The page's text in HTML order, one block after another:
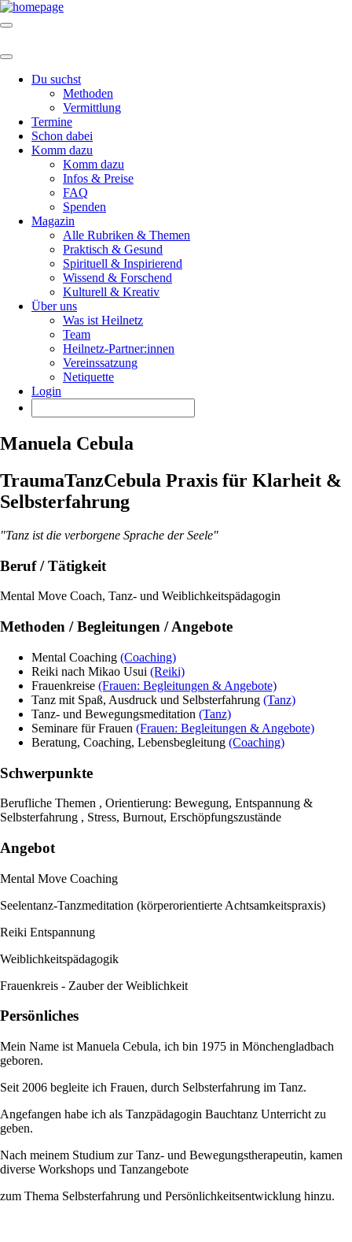
Du suchst
Methoden
Vermittlung
Termine
Schon dabei
Komm dazu
Komm dazu
Infos & Preise
FAQ
Spenden
Magazin
Alle Rubriken & Themen
Praktisch & Gesund
Spirituell & Inspirierend
Wissend & Forschend
Kulturell & Kreativ
Über uns
Was ist Heilnetz
Team
Heilnetz-Partner:innen
Vereinssatzung
Netiquette
Login
Manuela Cebula
TraumaTanzCebula Praxis für Klarheit &
Selbsterfahrung
"Tanz ist die verborgene Sprache der Seele"
Beruf / Tätigkeit
Mental Move Coach, Tanz- und Weiblichkeitspädagogin
Methoden / Begleitungen / Angebote
Mental Coaching (Coaching)
Reiki nach Mikao Usui (Reiki)
Frauenkreise (Frauen: Begleitungen & Angebote)
Tanz mit Spaß, Ausdruck und Selbsterfahrung (Tanz)
Tanz- und Bewegungsmeditation (Tanz)
Seminare für Frauen (Frauen: Begleitungen & Angebote)
Beratung, Coaching, Lebensbegleitung (Coaching)
Schwerpunkte
Berufliche Themen , Orientierung: Bewegung, Entspannung &
Selbsterfahrung , Stress, Burnout, Erschöpfungszustände
Angebot
Mental Move Coaching
Seelentanz-Tanzmeditation (körperorientierte Achtsamkeitspraxis)
Reiki Entspannung
Weiblichkeitspädagogik
Frauenkreis - Zauber der Weiblichkeit
Persönliches
Mein Name ist Manuela Cebula, ich bin 1975 in Mönchengladbach
geboren.
Seit 2006 begleite ich Frauen, durch Selbsterfahrung im Tanz.
Angefangen habe ich als Tanzpädagogin Bauchtanz Unterricht zu
geben.
Nach meinem Studium zur Tanz- und Bewegungstherapeutin, kamen
diverse Workshops und Tanzangebote
zum Thema Selbsterfahrung und Persönlichkeitsentwicklung hinzu.